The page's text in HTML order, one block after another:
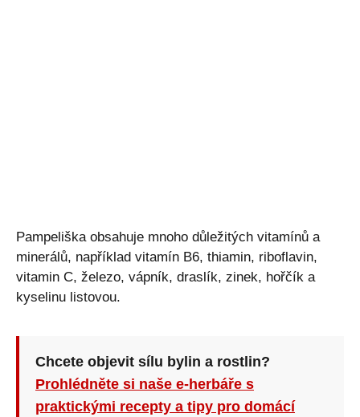
Pampeliška obsahuje mnoho důležitých vitamínů a
minerálů, například vitamín B6, thiamin, riboflavin,
vitamin C, železo, vápník, draslík, zinek, hořčík a
kyselinu listovou.
Chcete objevit sílu bylin a rostlin?
Prohlédněte si naše e-herbáře s
praktickými recepty a tipy pro domácí